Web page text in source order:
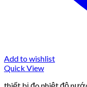
Add to wishlist
Quick View